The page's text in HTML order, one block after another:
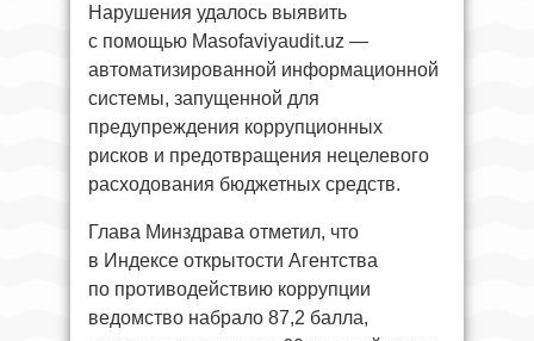
Нарушения удалось выявить
с помощью Masofaviyaudit.uz —
автоматизированной информационной
системы, запущенной для
предупреждения коррупционных
рисков и предотвращения нецелевого
расходования бюджетных средств.
Глава Минздрава отметил, что
в Индексе открытости Агентства
по противодействию коррупции
ведомство набрало 87,2 балла,